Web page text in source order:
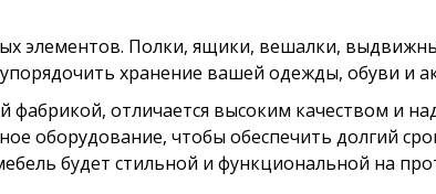
элементов. Полки, ящики, вешалки,
хранение вашей одежды, обуви и
отличается высоким качеством и
оборудование, чтобы обеспечить долгий
будет стильной и функциональной на